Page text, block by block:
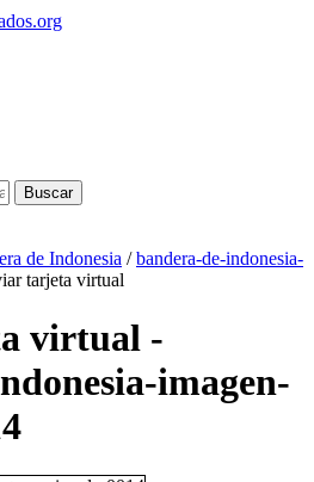
Buscar
de Indonesia /bandera-de-indonesia-
tarjeta virtual
virtual -
imagen-